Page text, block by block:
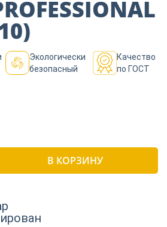
Экологически
безопасный
Качество
по ГОСТ
В КОРЗИНУ